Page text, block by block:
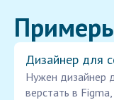
Дизайнер для
Нужен дизайнер
верстать в